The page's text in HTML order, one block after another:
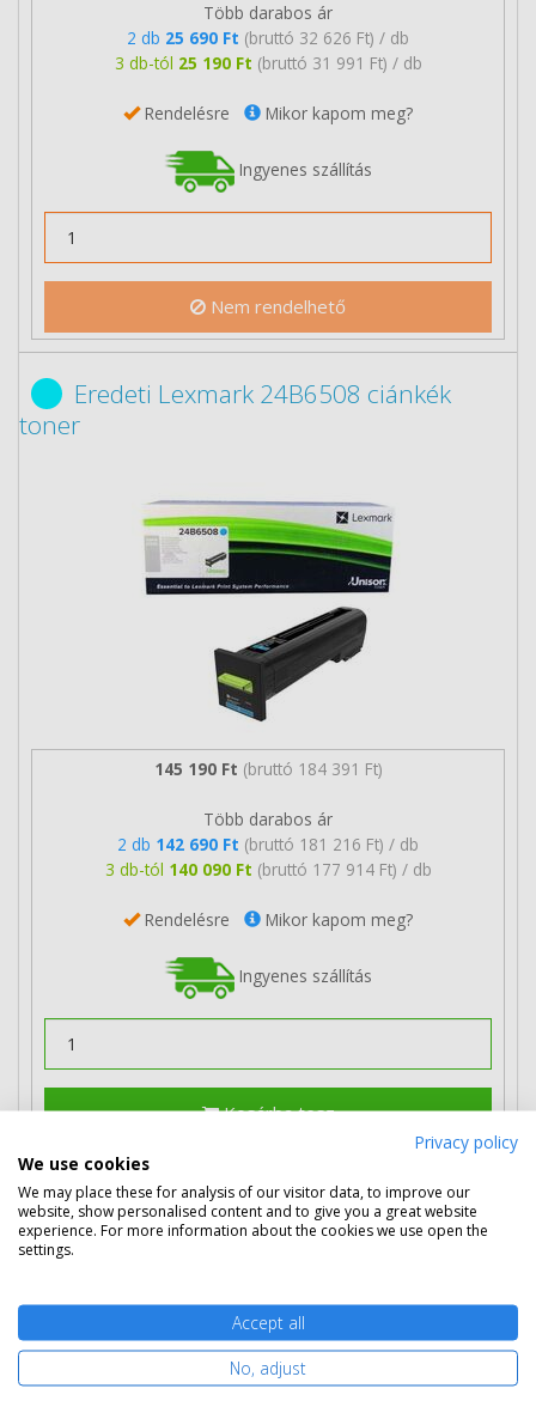
Több darabos ár
2 db 25 690 Ft (bruttó 32 626 Ft) / db
3 db-tól 25 190 Ft (bruttó 31 991 Ft) / db
Rendelésre Mikor kapom meg?
Ingyenes szállítás
Nem rendelhető
Eredeti Lexmark 24B6508 ciánkék
toner
145 190 Ft (bruttó 184 391 Ft)
Több darabos ár
2 db 142 690 Ft (bruttó 181 216 Ft) / db
3 db-tól 140 090 Ft (bruttó 177 914 Ft) / db
Rendelésre Mikor kapom meg?
Ingyenes szállítás
Kosárba tesz
Eredeti Lexmark 24B6509 magenta
toner
Privacy policy
We use cookies
We may place these for analysis of our visitor data, to improve our
website, show personalised content and to give you a great website
experience. For more information about the cookies we use open the
settings.
Accept all
No, adjust